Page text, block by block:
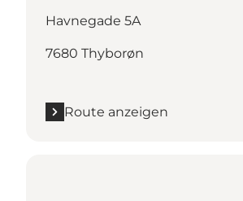
Havnegade 5A
7680 Thyborøn
Route anzeigen